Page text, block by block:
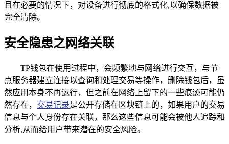
且在必要的情况下，对设备进行彻底的格式化,以确保数据被
完全清除。
安全隐患之网络关联
TP钱包在使用过程中，会频繁地与网络进行交互，与节
点服务器建立连接以查询和处理交易等操作，删除钱包后，虽
然应用本身不再运行，但之前在网络上留下的一些痕迹可能仍
然存在， 交易记录是公开存储在区块链上的，如果用户的交易
信息与个人身份存在关联，那么这些信息可能会被他人追踪和
分析,从而给用户带来潜在的安全风险。